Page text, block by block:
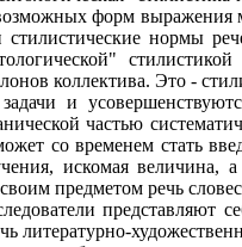
форм выражения
нормы
коллектива. Это -
и
частью
со временем стать
искомая величина,
предметом речь
представляют
литературно-